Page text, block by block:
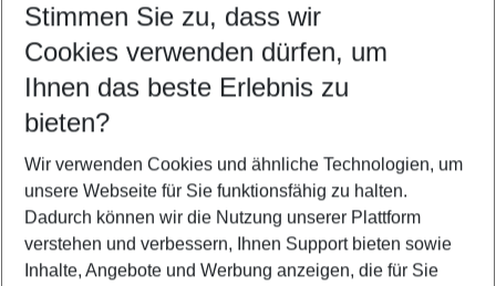
Customize your offer
Find the perfect deal which suits your best
Your departure airport
Any airport
Select your date range
09/08/26–07/08/27 5-8 nights
Who will travel
2 adults No children
Stimmen Sie zu, dass wir
Cookies verwenden dürfen, um
Ihnen das beste Erlebnis zu
bieten?
Wir verwenden Cookies und ähnliche Technologien, um
unsere Webseite für Sie funktionsfähig zu halten.
Dadurch können wir die Nutzung unserer Plattform
verstehen und verbessern, Ihnen Support bieten sowie
Inhalte, Angebote und Werbung anzeigen, die für Sie